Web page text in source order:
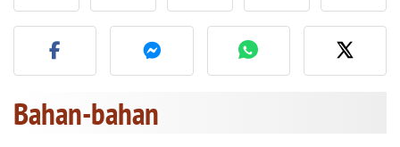
Unggah foto Anda dari
Bahan-bahan